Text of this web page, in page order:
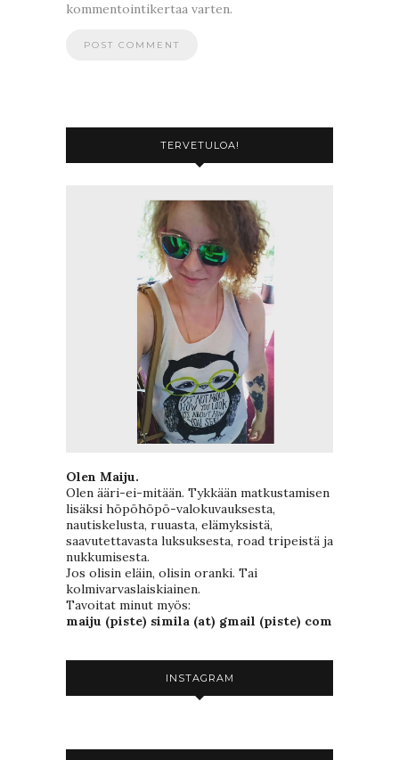
kommentointikertaa varten.
TERVETULOA!
Olen Maiju.
Olen ääri-ei-mitään. Tykkään matkustamisen
lisäksi höpöhöpö-valokuvauksesta,
nautiskelusta, ruuasta, elämyksistä,
saavutettavasta luksuksesta, road tripeistä ja
nukkumisesta.
Jos olisin eläin, olisin oranki. Tai
kolmivarvaslaiskiainen.
Tavoitat minut myös:
maiju (piste) simila (at) gmail (piste) com
INSTAGRAM